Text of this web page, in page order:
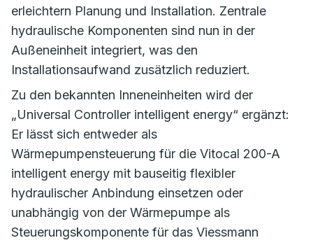
erleichtern Planung und Installation. Zentrale
hydraulische Komponenten sind nun in der
Außeneinheit integriert, was den
Installationsaufwand zusätzlich reduziert.
Zu den bekannten Inneneinheiten wird der
„Universal Controller intelligent energy“ ergänzt:
Er lässt sich entweder als
Wärmepumpensteuerung für die Vitocal 200-A
intelligent energy mit bauseitig flexibler
hydraulischer Anbindung einsetzen oder
unabhängig von der Wärmepumpe als
Steuerungskomponente für das Viessmann